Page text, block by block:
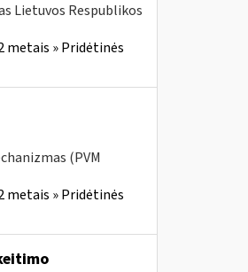
Lietuvos Respublikos
metais » Pridėtinės
(PVM
metais » Pridėtinės